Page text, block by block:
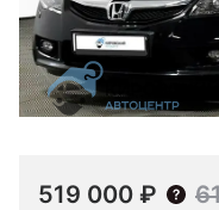
519 000 ₽